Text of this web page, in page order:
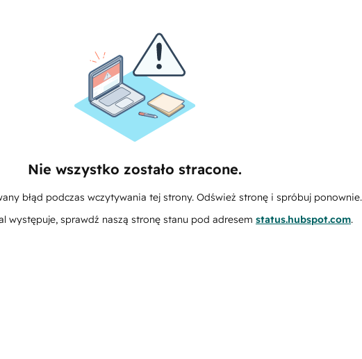
Nie wszystko zostało stracone.
błąd podczas wczytywania tej strony. Odśwież stronę i spróbuj ponownie.
występuje, sprawdź naszą stronę stanu pod adresem status.hubspot.com.